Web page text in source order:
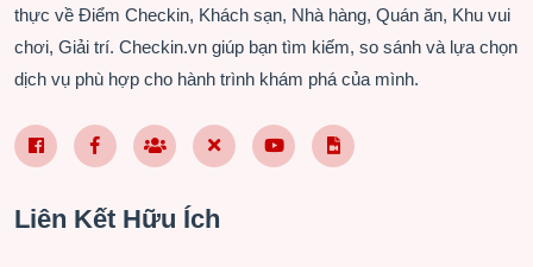
thực về Điểm Checkin, Khách sạn, Nhà hàng, Quán ăn, Khu vui
chơi, Giải trí. Checkin.vn giúp bạn tìm kiếm, so sánh và lựa chọn
dịch vụ phù hợp cho hành trình khám phá của mình.
Facebook Page VN
Facebook Page EN
Nhóm Facebook
X (Twitter)YouTubeTikTok
Liên Kết Hữu Ích